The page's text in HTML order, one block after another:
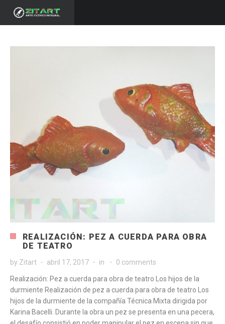
REALIZACIÓN: PEZ A CUERDA PARA OBRA
DE TEATRO
by Zitart abril 17, 2017 in 0 comments
Realización: Pez a cuerda para obra de teatro Los hijos de la
durmiente Realización de pez a cuerda para obra de teatro Los
hijos de la durmiente de la compañía Técnica Mixta dirigida por
Karina Bacelli. Durante la obra un pez se presenta en una pecera,